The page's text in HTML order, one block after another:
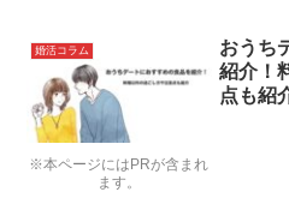
時に持つべきリアルな心構えをお伝
※本ページにはPRが含まれ
ます。
婚活コラム
おうち
紹介！
点も紹